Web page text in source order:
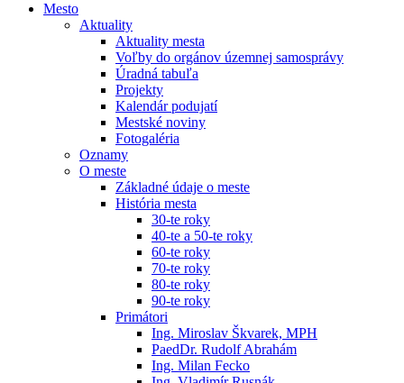
Mesto
Aktuality
Aktuality mesta
Voľby do orgánov územnej samosprávy
Úradná tabuľa
Projekty
Kalendár podujatí
Mestské noviny
Fotogaléria
Oznamy
O meste
Základné údaje o meste
História mesta
30-te roky
40-te a 50-te roky
60-te roky
70-te roky
80-te roky
90-te roky
Primátori
Ing. Miroslav Škvarek, MPH
PaedDr. Rudolf Abrahám
Ing. Milan Fecko